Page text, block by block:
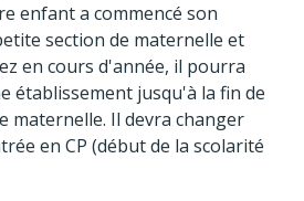
enfant a commencé son
section de maternelle et
en cours d'année, il pourra
établissement jusqu'à la fin de
maternelle. Il devra changer
en CP (début de la scolarité